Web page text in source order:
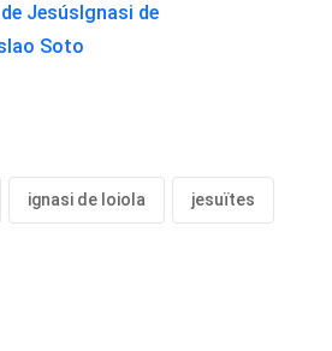
Jesús Ignasi de
Soto
ignasi de loiola jesuïtes